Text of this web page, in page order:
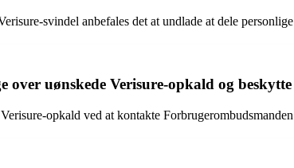
svindel anbefales det at undlade at dele
over uønskede Verisure-opkald og
opkald ved at kontakte